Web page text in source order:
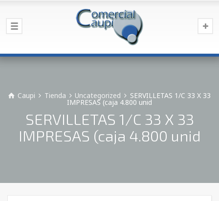
Caupi Tienda Uncategorized SERVILLETAS 1/C 33 X 33
IMPRESAS (caja 4.800 unid
SERVILLETAS 1/C 33 X 33
IMPRESAS (caja 4.800 unid